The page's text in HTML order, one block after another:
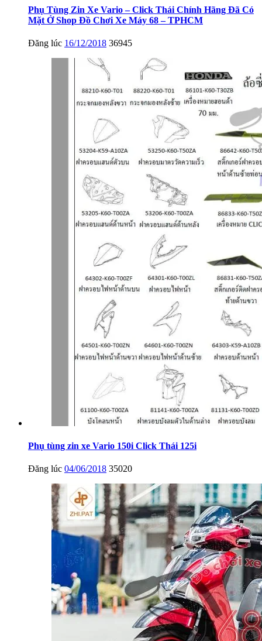
Phụ Tùng Zin Xe Vario – Click Thái Chính Hãng Đã Có
Mặt Ở Shop Đồ Chơi Xe Máy 68 – TPHCM
Đăng lúc 16/12/2018 36945
Phụ tùng zin xe Vario 150i Click Thái 125i
Đăng lúc 04/06/2018 35020